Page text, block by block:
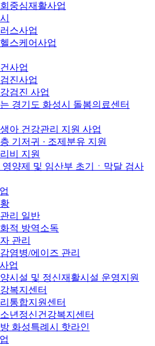
중심재활사업
스사업
스케어사업
사업
진사업
검진 사업
경기도 화성시 돌봄의료센터
아 건강관리 지원 사업
기저귀 · 조제분유 지원
비 지원
영양제 및 임산부 초기ㆍ막달 검사
리 일반
적 방역소독
관리
염병/에이즈 관리
업
시설 및 정신재활시설 운영지원
복지센터
통합지원센터
년정신건강복지센터
화성특례시 핫라인